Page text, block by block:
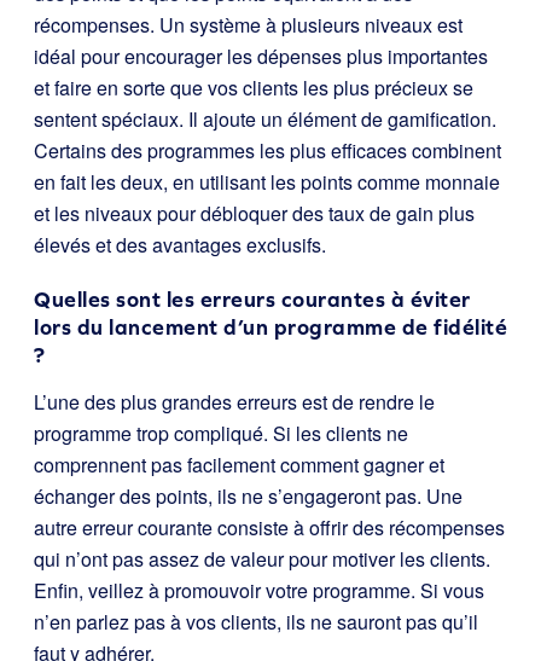
récompenses. Un système à plusieurs niveaux est
idéal pour encourager les dépenses plus importantes
et faire en sorte que vos clients les plus précieux se
sentent spéciaux. Il ajoute un élément de gamification.
Certains des programmes les plus efficaces combinent
en fait les deux, en utilisant les points comme monnaie
et les niveaux pour débloquer des taux de gain plus
élevés et des avantages exclusifs.
Quelles sont les erreurs courantes à éviter
lors du lancement d’un programme de fidélité
?
L’une des plus grandes erreurs est de rendre le
programme trop compliqué. Si les clients ne
comprennent pas facilement comment gagner et
échanger des points, ils ne s’engageront pas. Une
autre erreur courante consiste à offrir des récompenses
qui n’ont pas assez de valeur pour motiver les clients.
Enfin, veillez à promouvoir votre programme. Si vous
n’en parlez pas à vos clients, ils ne sauront pas qu’il
faut y adhérer.